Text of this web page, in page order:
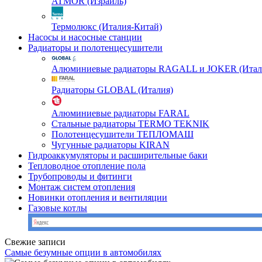
Термолюкс (Италия-Китай)
Насосы и насосные станции
Радиаторы и полотенцесушители
Алюминиевые радиаторы RAGALL и JOKER
Радиаторы GLOBAL (Италия)
Алюминиевые радиаторы FARAL
Стальные радиаторы TERMO TEKNIK
Полотенцесушители ТЕПЛОМАШ
Чугунные радиаторы KIRAN
Гидроаккумуляторы и расширительные баки
Тепловодное отопление пола
Трубопроводы и фитинги
Монтаж систем отопления
Новинки отопления и вентиляции
Газовые котлы
Свежие записи
Самые безумные опции в автомобилях